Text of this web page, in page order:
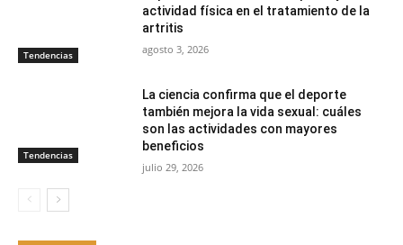
Tendencias
actividad física en el tratamiento de la
artritis
agosto 3, 2026
Tendencias
La ciencia confirma que el deporte
también mejora la vida sexual: cuáles
son las actividades con mayores
beneficios
julio 29, 2026